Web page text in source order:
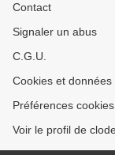
Contact
Signaler un abus
C.G.U.
Cookies et
Préférences cookies
Voir le profil de